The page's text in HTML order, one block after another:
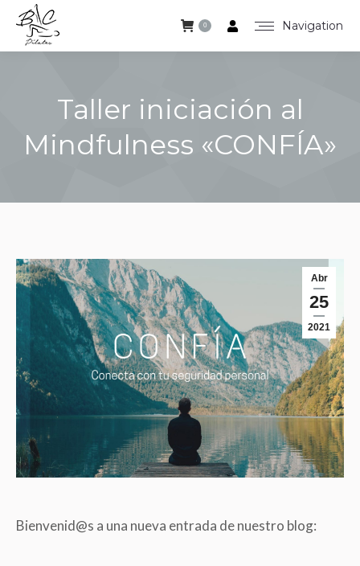
Navigation
0
Taller iniciación al
Mindfulness «CONFÍA»
Abr
25
2021
Bienvenid@s a una nueva entrada de nuestro blog: